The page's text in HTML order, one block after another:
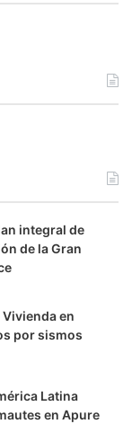
integral de
de la Gran
en
por sismos
Latina
en Apure